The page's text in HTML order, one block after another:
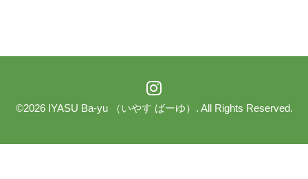
©2026 IYASU Ba-yu （いやす ばーゆ） . All Rights Reserved.